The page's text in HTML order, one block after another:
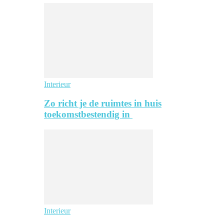
Interieur
Zo richt je de ruimtes in huis
toekomstbestendig in
Interieur